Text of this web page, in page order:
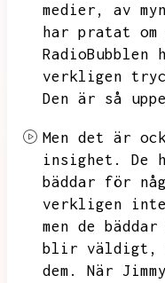
medier,
av
har pratat
verkligen
Den är så
Men det är
insighet.
De
bäddar för
verkligen inte
men de
blir väldigt,
dem.
När